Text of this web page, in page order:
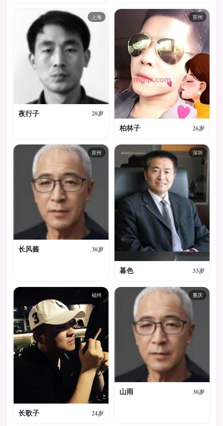
上海
夜行子 20岁
苏州
柏林子 26岁
苏州
长风酱 30岁
深圳
暮色 33岁
福州
长歌子 24岁
重庆
山雨 30岁